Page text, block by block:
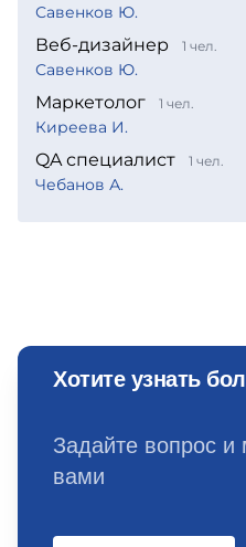
Савенков Ю.
Веб-дизайнер 1 чел.
Савенков Ю.
Маркетолог 1 чел.
Киреева И.
QA специалист 1 чел.
Чебанов А.
Хотите узнать
Задайте вопрос
вами